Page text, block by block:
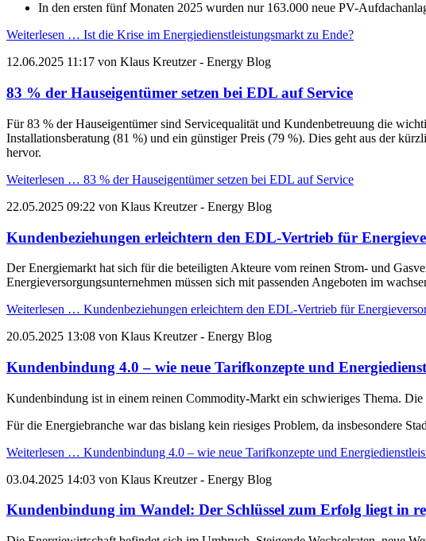
In den ersten fünf Monaten 2025 wurden nur 163.000 neue PV-
Weiterlesen … Ist die Krise im Energiedienstleistungsmarkt zu Ende?
12.06.2025 11:17 von Klaus Kreutzer- Energy Blog
83 % der Hauseigentümer setzen bei EDL auf Service
Für 83 % der Hauseigentümer sind Servicequalität und Kundenbetreuung die
Installationsberatung (81 %) und ein günstiger Preis (79 %). Dies geht aus der
hervor.
Weiterlesen … 83 % der Hauseigentümer setzen bei EDL auf Service
22.05.2025 09:22 von Klaus Kreutzer- Energy Blog
Kundenbeziehungen erleichtern den EDL-Vertrieb für
Der Energiemarkt hat sich für die beteiligten Akteure vom reinen Strom- und
Energieversorgungsunternehmen müssen sich mit passenden Angeboten im
Weiterlesen … Kundenbeziehungen erleichtern den EDL-Vertrieb für
20.05.2025 13:08 von Klaus Kreutzer- Energy Blog
Kundenbindung 4.0 – wie neue Tarifkonzepte und
Kundenbindung ist in einem reinen Commodity-Markt ein schwieriges Thema.
Für die Energiebranche war das bislang kein riesiges Problem, da insbesondere
Weiterlesen … Kundenbindung 4.0 – wie neue Tarifkonzepte und
03.04.2025 14:03 von Klaus Kreutzer- Energy Blog
Kundenbindung im Wandel: Der Schlüssel zum Erfolg liegt in